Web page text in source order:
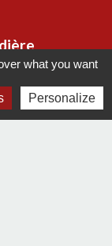
what you want
Personalize